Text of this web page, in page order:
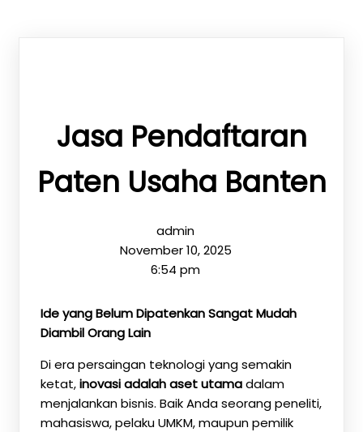
Jasa Pendaftaran
Paten Usaha Banten
admin
November 10, 2025
6:54 pm
Ide yang Belum Dipatenkan Sangat Mudah
Diambil Orang Lain
Di era persaingan teknologi yang semakin
ketat,inovasi adalah aset utamadalam
menjalankan bisnis. Baik Anda seorang peneliti,
mahasiswa, pelaku UMKM, maupun pemilik